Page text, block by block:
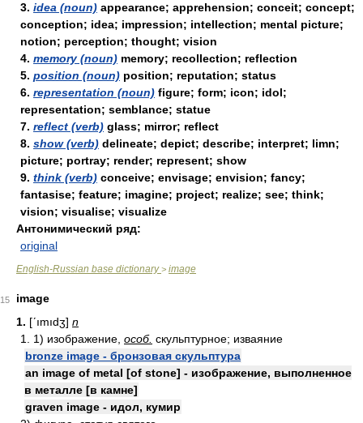
3. idea (noun) appearance; apprehension; conceit; concept;
conception; idea; impression; intellection; mental picture;
notion; perception; thought; vision
4. memory (noun) memory; recollection; reflection
5. position (noun) position; reputation; status
6. representation (noun) figure; form; icon; idol;
representation; semblance; statue
7. reflect (verb) glass; mirror; reflect
8. show (verb) delineate; depict; describe; interpret; limn;
picture; portray; render; represent; show
9. think (verb) conceive; envisage; envision; fancy;
fantasise; feature; imagine; project; realize; see; think;
vision; visualise; visualize
Антонимический ряд:
original
English-Russian base dictionary> image
15
image
1. [ʹımıdʒ] n
1. 1) изображение, особ. скульптурное; изваяние
bronze image - бронзовая скульптура
an image of metal [of stone] - изображение, выполненное
в металле [в камне]
graven image - идол, кумир